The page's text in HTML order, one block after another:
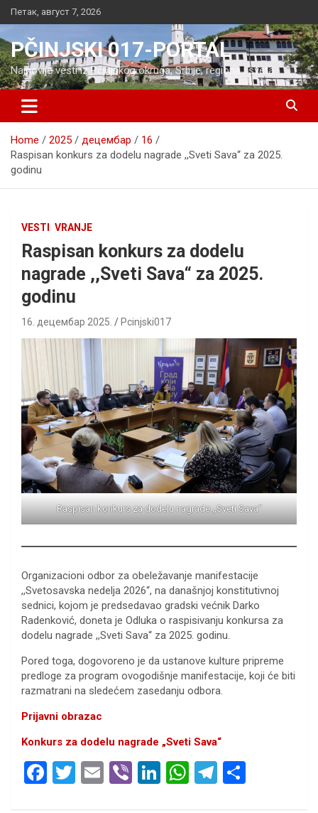
Skip
to
content
Петак, август 7, 2026
PČINJSKI 017-PORTAL
Najnovije vesti iz Pčinjskog okruga, Srbije, regiona i sveta
Home 2025 децембар
16
Raspisan konkurs za dodelu nagrade ,,Sveti Sava“ za 2025.
godinu
VESTI VRANJE
Raspisan konkurs za dodelu
nagrade ,,Sveti Sava“ za 2025.
godinu
16. децембар 2025. Pcinjski017
Raspisan konkurs za dodelu nagrade ,,Sveti Sava“
Organizacioni odbor za obeležavanje manifestacije
,,Svetosavska nedelja 2026“, na današnjoj konstitutivnoj
sednici, kojom je predsedavao gradski većnik Darko
Radenković, doneta je Odluka o raspisivanju konkursa za
dodelu nagrade ,,Sveti Sava“ za 2025. godinu.
Pored toga, dogovoreno je da ustanove kulture pripreme
predloge za program ovogodišnje manifestacije, koji će biti
razmatrani na sledećem zasedanju odbora.
Prijavni obrazac
Konkurs za dodelu nagrade „Sveti Sava“
F
T
E
Vi Li
W T